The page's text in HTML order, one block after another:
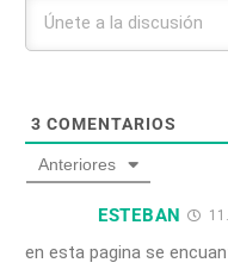
3 COMENTARIOS
Anteriores
ESTEBAN
en esta pagina se